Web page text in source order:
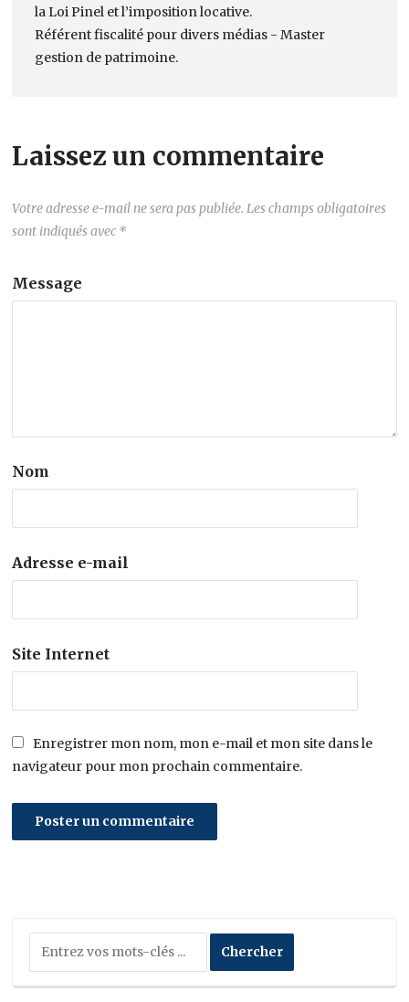
la Loi Pinel et l’imposition locative.
Référent fiscalité pour divers médias - Master
gestion de patrimoine.
Laissez un commentaire
Votre adresse e-mail ne sera pas publiée. Les champs obligatoires
sont indiqués avec *
Message
Nom
Adresse e-mail
Site Internet
Enregistrer mon nom, mon e-mail et mon site dans le
navigateur pour mon prochain commentaire.